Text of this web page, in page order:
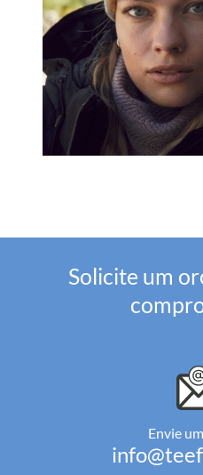
Solicite um
Envie